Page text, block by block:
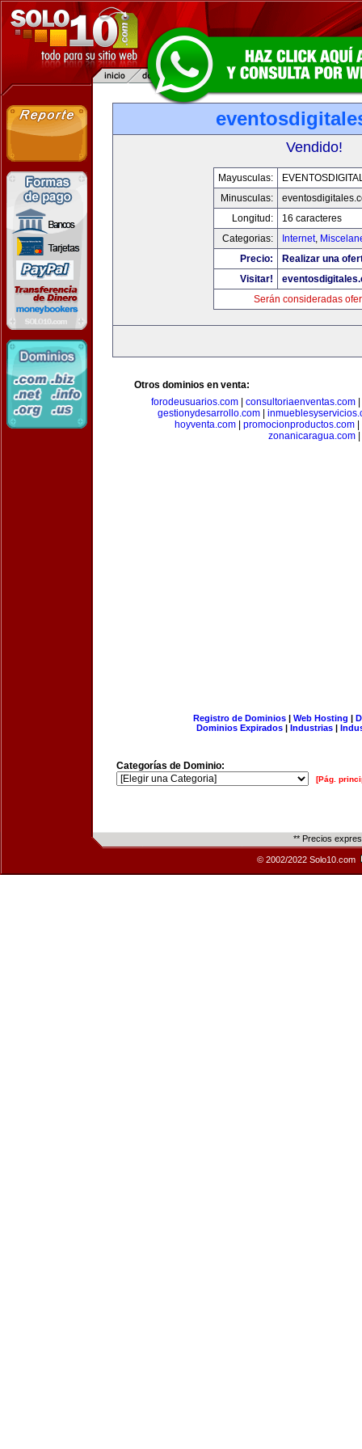
Vendido!
Mayusculas:
Minusculas:
Longitud:
16 caracteres
Categorias:
Internet,
Precio:
Realizar una
Visitar!
Serán consideradas
Otros dominios en venta:
forodeusuarios.com
consultoriaenventas.com
gestionydesarrollo.com
hoyventa.com| promocionproductos.com|
zonanicaragua.com
Registro de Dominios| Web Hosting |
Dominios Expirados | Industrias |
Categorías de Dominio:
[Pág.
** Precios
© 2002/2022 Solo10.com